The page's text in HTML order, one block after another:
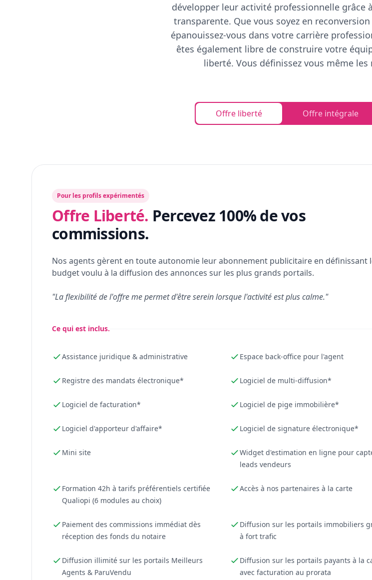
développer leur activité professionnelle grâce
transparente. Que vous soyez en
épanouissez-vous dans votre carrière
êtes également libre de construire votre
liberté. Vous définissez vous même les
Offre liberté Offre intégrale
Pour les profils expérimentés
Offre Liberté. Percevez 100% de vos
commissions.
Nos agents gèrent en toute autonomie leur abonnement publicitaire en définissant
budget voulu à la diffusion des annonces sur les plus grands portails.
"La flexibilité de l'offre me permet d'être serein lorsque l'activité est plus calme."
Ce qui est inclus.
Assistance juridique & administrative Espace back-office pour l'agent
Registre des mandats électronique* Logiciel de multi-diffusion*
Logiciel de facturation* Logiciel de pige immobilière*
Logiciel d'apporteur d'affaire* Logiciel de signature électronique*
Mini site
Widget d'estimation en ligne pour
leads vendeurs
Formation 42h à tarifs préférentiels certifiée
Qualiopi (6 modules au choix)
Accès à nos partenaires à la carte
Paiement des commissions immédiat dès
réception des fonds du notaire
Diffusion sur les portails immobiliers
à fort trafic
Diffusion illimité sur les portails Meilleurs
Agents & ParuVendu
Diffusion sur les portails payants à la
avec facturation au prorata